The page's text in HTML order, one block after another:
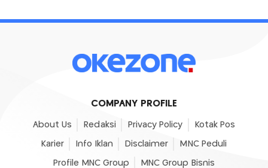
COMPANY PROFILE
About Us Redaksi Privacy Policy Kotak Pos
Karier Info Iklan Disclaimer MNC Peduli
Profile MNC Group MNC Group Bisnis